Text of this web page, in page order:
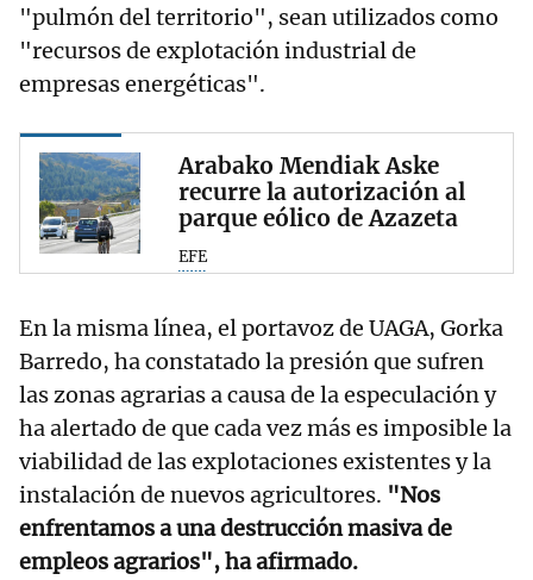
"pulmón del territorio", sean utilizados como
"recursos de explotación industrial de
empresas energéticas".
Arabako Mendiak Aske
recurre la autorización al
parque eólico de Azazeta
EFE
En la misma línea, el portavoz de UAGA, Gorka
Barredo, ha constatado la presión que sufren
las zonas agrarias a causa de la especulación y
ha alertado de que cada vez más es imposible la
viabilidad de las explotaciones existentes y la
instalación de nuevos agricultores. "Nos
enfrentamos a una destrucción masiva de
empleos agrarios", ha afirmado.